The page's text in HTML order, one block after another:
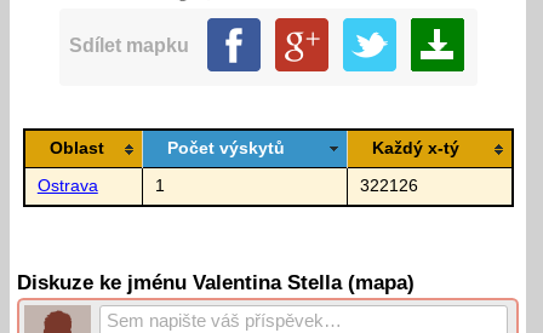
Sdílet mapku
Oblast Počet výskytů Každý x-tý
Ostrava 1 322126
Diskuze ke jménu Valentina Stella (mapa)